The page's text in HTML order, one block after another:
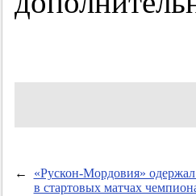
←
«Рускон-Мордовия»
в стартовых матчах